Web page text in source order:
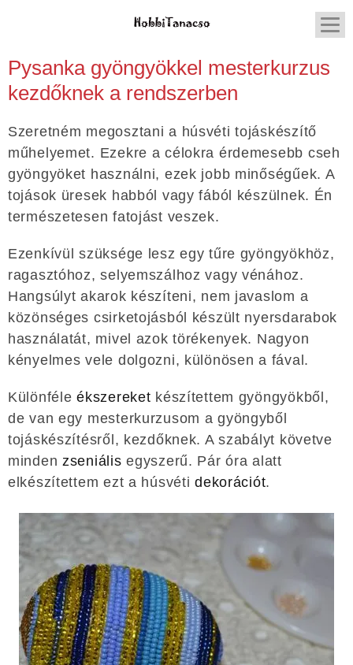
Pysanka gyöngyökkel mesterkurzus
kezdőknek a rendszerben
Szeretném megosztani a húsvéti tojáskészítő
műhelyemet. Ezekre a célokra érdemesebb cseh
gyöngyöket használni, ezek jobb minőségűek. A
tojások üresek habból vagy fából készülnek. Én
természetesen fatojást veszek.
Ezenkívül szüksége lesz egy tűre gyöngyökhöz,
ragasztóhoz, selyemszálhoz vagy vénához.
Hangsúlyt akarok készíteni, nem javaslom a
közönséges csirketojásból készült nyersdarabok
használatát, mivel azok törékenyek. Nagyon
kényelmes vele dolgozni, különösen a fával.
Különféleékszereket készítettem gyöngyökből,
de van egy mesterkurzusom a gyöngyből
tojáskészítésről, kezdőknek. A szabályt követve
mindenzseniális egyszerű. Pár óra alatt
elkészítettem ezt a húsvétidekorációt.